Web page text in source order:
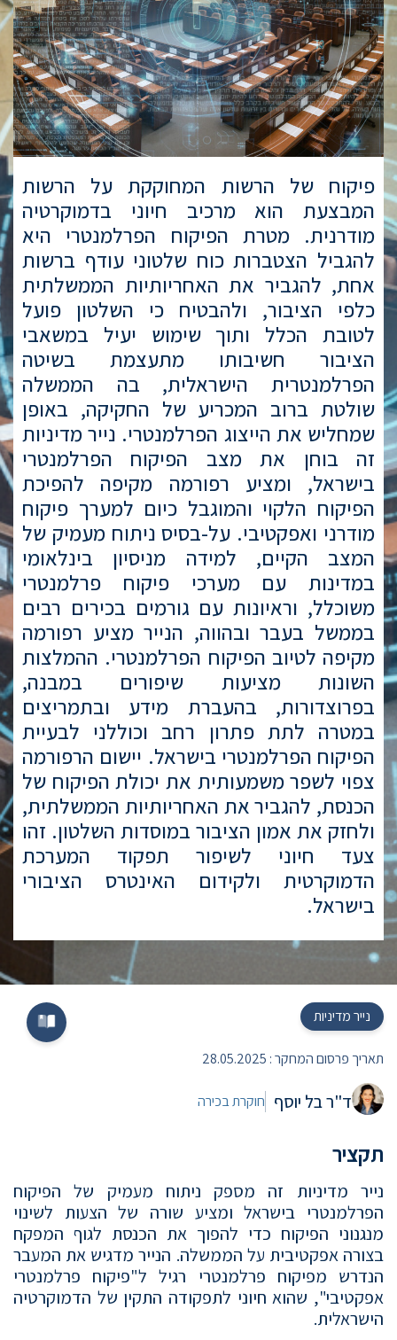
פיקוח של הרשות המחוקקת על הרשות
המבצעת הוא מרכיב חיוני בדמוקרטיה
מודרנית. מטרת הפיקוח הפרלמנטרי היא
להגביל הצטברות כוח שלטוני עודף ברשות
אחת, להגביר את האחריותיות הממשלתית
כלפי הציבור, ולהבטיח כי השלטון פועל
לטובת הכלל ותוך שימוש יעיל במשאבי
הציבור חשיבותו מתעצמת בשיטה
הפרלמנטרית הישראלית, בה הממשלה
שולטת ברוב המכריע של החקיקה, באופן
שמחליש את הייצוג הפרלמנטרי. נייר מדיניות
זה בוחן את מצב הפיקוח הפרלמנטרי
בישראל, ומציע רפורמה מקיפה להפיכת
הפיקוח הלקוי והמוגבל כיום למערך פיקוח
מודרני ואפקטיבי. על-בסיס ניתוח מעמיק של
המצב הקיים, למידה מניסיון בינלאומי
במדינות עם מערכי פיקוח פרלמנטרי
משוכלל, וראיונות עם גורמים בכירים רבים
בממשל בעבר ובהווה, הנייר מציע רפורמה
מקיפה לטיוב הפיקוח הפרלמנטרי. ההמלצות
השונות מציעות שיפורים במבנה,
בפרוצדורות, בהעברת מידע ובתמריצים
במטרה לתת פתרון רחב וכוללני לבעיית
הפיקוח הפרלמנטרי בישראל. יישום הרפורמה
צפוי לשפר משמעותית את יכולת הפיקוח של
הכנסת, להגביר את האחריותיות הממשלתית,
ולחזק את אמון הציבור במוסדות השלטון. זהו
צעד חיוני לשיפור תפקוד המערכת
הדמוקרטית ולקידום האינטרס הציבורי
בישראל.
תקציר
נייר מדיניות זה מספק ניתוח מעמיק של הפיקוח
הפרלמנטרי בישראל ומציע שורה של הצעות לשינוי
מנגנוני הפיקוח כדי להפוך את הכנסת לגוף המפקח
בצורה אפקטיבית על הממשלה. הנייר מדגיש את המעבר
הנדרש מפיקוח פרלמנטרי רגיל ל"פיקוח פרלמנטרי
אפקטיבי", שהוא חיוני לתפקודה התקין של הדמוקרטיה
הישראלית.
נייר מדיניות
תאריך פרסום המחקר : 28.05.2025
ד"ר בל יוסף חוקרת בכירה